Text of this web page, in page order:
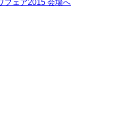
フェア2015 会場へ